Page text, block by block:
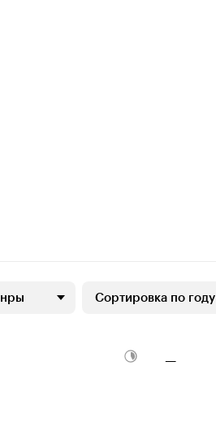
Сортировка по году
—